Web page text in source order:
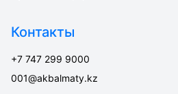
Контакты
+7 747 299 9000
001@akbalmaty.kz